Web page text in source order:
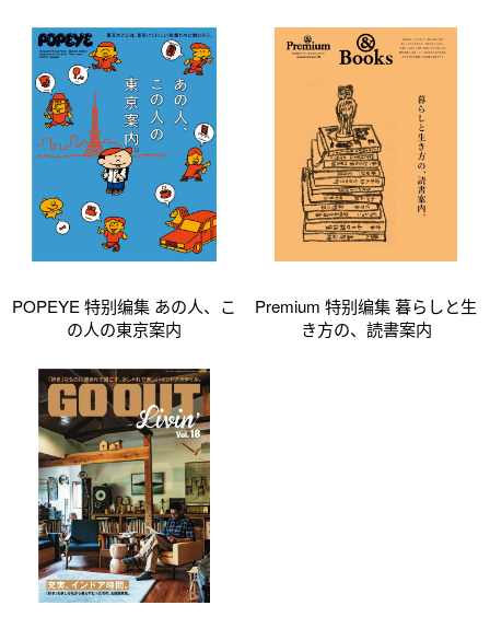
POPEYE 特别编集 あの人、こ
の人の東京案内
Premium 特别编集 暮らしと生
き方の、読書案内